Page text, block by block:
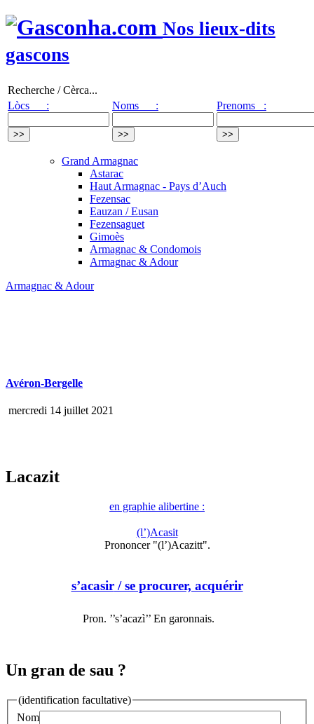
Nos lieux-dits
gascons
Recherche / Cèrca...
Lòcs :
Noms : Prenoms :
Grand Armagnac
Astarac
Haut Armagnac - Pays d’Auch
Fezensac
Eauzan / Eusan
Fezensaguet
Gimoès
Armagnac & Condomois
Armagnac & Adour
Armagnac & Adour
Avéron-Bergelle
mercredi 14 juillet 2021
Lacazit
en graphie alibertine :
(l’)Acasit
Prononcer "(l’)Acazitt".
s’acasir/ se procurer, acquérir
Pron. ’’s’acazì’’ En garonnais.
Un gran de sau ?
(identification facultative)
Nom